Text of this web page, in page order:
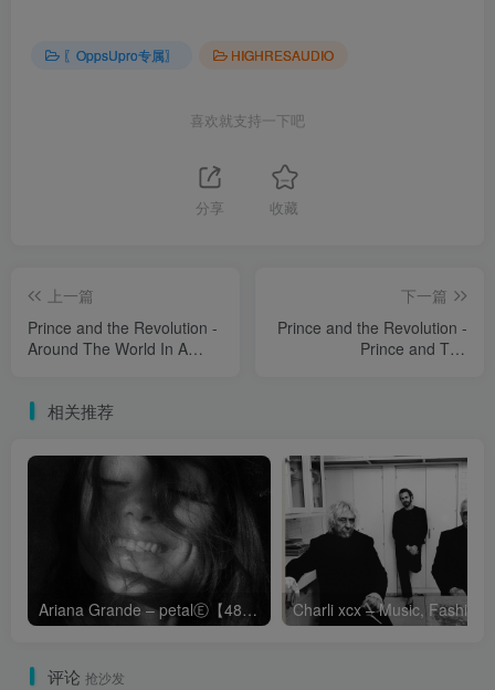
〖OppsUpro专属〗 HIGHRESAUDIO
喜欢就支持一下吧
分享 收藏
上一篇
Prince and the Revolution -
Around The World In A
下一篇
Prince and the Revolution -
Prince and The
相关推荐
Ariana Grande – petalⒺ【48kHz／24bit】英国区
评论 抢沙发